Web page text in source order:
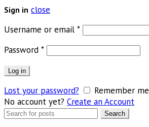
Sign in close
Username or email *Обязательно
Password *Обязательно
Log in
Lost your password?
Remember me
No account yet? Create an Account
Search
Search